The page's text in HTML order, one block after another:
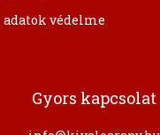
adatok védelme
Gyors kapcsolat